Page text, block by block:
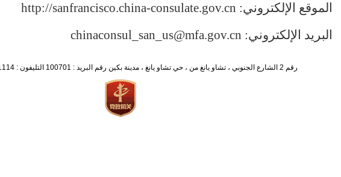
الموقع الإلكتروني: http://sanfrancisco.china-consulate.gov.cn
البريد الإلكتروني: chinaconsul_san_us@mfa.gov.cn
رقم 2 الشارع الجنوبي ، تشاو يانغ من ، حي تشاو يانغ ، مدينة بكين رقم البريد : 100701 التليفون : 65961114 - 10 - 86 +